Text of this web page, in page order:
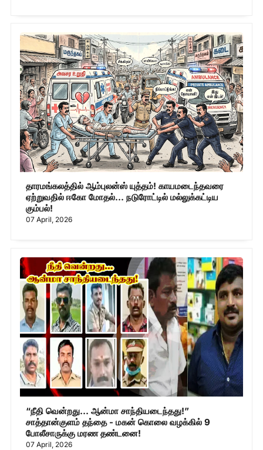
தாரமங்கலத்தில் ஆம்புலன்ஸ் யுத்தம்! காயமடைந்தவரை
ஏற்றுவதில் ஈகோ மோதல்... நடுரோட்டில் மல்லுக்கட்டிய
கும்பல்!
07 April, 2026
“நீதி வென்றது... ஆன்மா சாந்தியடைந்தது!”
சாத்தான்குளம் தந்தை - மகன் கொலை வழக்கில் 9
போலீசாருக்கு மரண தண்டனை!
07 April, 2026